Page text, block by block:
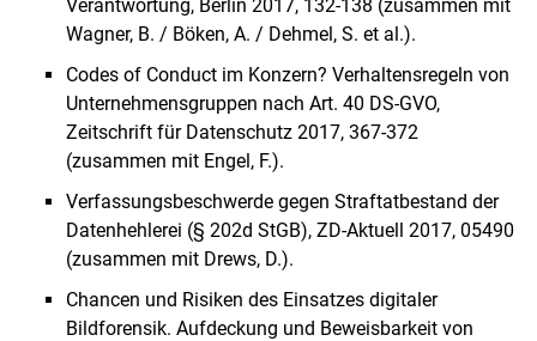
Verantwortung, Berlin 2017, 132-138 (zusammen mit
Wagner, B. / Böken, A. / Dehmel, S. et al.).
Codes of Conduct im Konzern? Verhaltensregeln von
Unternehmensgruppen nach Art. 40 DS-GVO,
Zeitschrift für Datenschutz 2017, 367-372
(zusammen mit Engel, F.).
Verfassungsbeschwerde gegen Straftatbestand der
Datenhehlerei (§ 202d StGB), ZD-Aktuell 2017, 05490
(zusammen mit Drews, D.).
Chancen und Risiken des Einsatzes digitaler
Bildforensik. Aufdeckung und Beweisbarkeit von